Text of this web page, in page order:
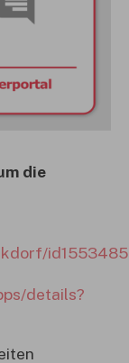
die
details?